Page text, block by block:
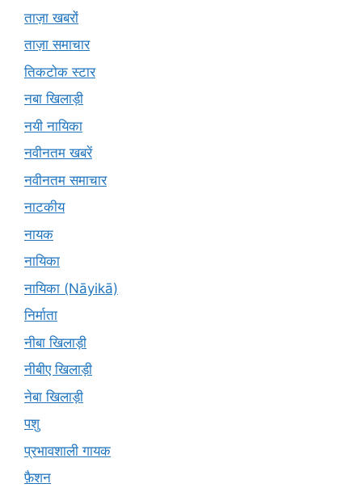
ताज़ा खबरों
ताज़ा समाचार
तिकटोक स्टार
नबा खिलाड़ी
नयी नायिका
नवीनतम खबरें
नवीनतम समाचार
नाटकीय
नायक
नायिका
नायिका (Nāyikā)
निर्माता
नीबा खिलाड़ी
नीबीए खिलाड़ी
नेबा खिलाड़ी
पशु
प्रभावशाली गायक
फ़ैशन